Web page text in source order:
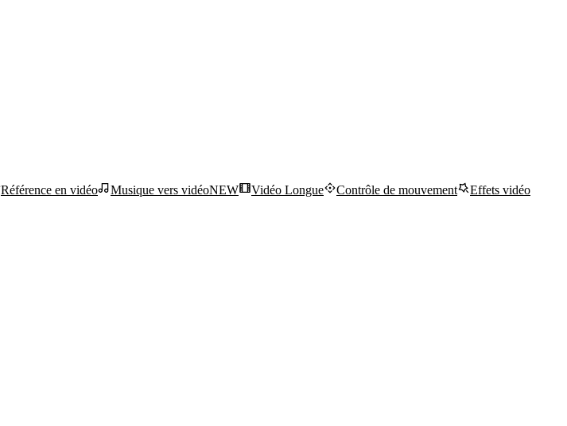
Référence en vidéo Musique vers vidéoNEW Vidéo Longue Contrôle de mouvement Effets vidéo